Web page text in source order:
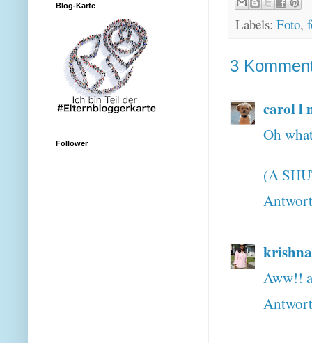
Labels: Foto,
3
carol l
Oh
(A
krishna
Aww!!
Blog-Karte
Follower